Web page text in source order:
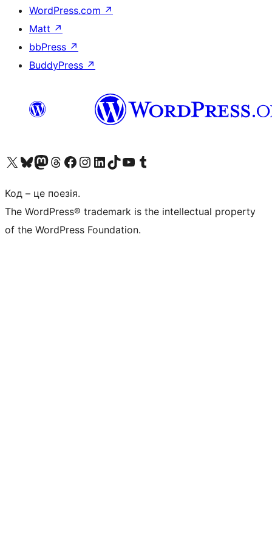
WordPress.com ↗
Matt ↗
bbPress ↗
BuddyPress ↗
Visit our X (formerly Twitter) account
Visit our Bluesky account
Завітайте до нашої стрічки в Mastodon
Visit our Threads account
Завітайте на нашу сторінку в Facebook
Visit our Instagram account
Visit our LinkedIn account
Visit our TikTok account
Visit our YouTube channel
Visit our Tumblr account
Код – це поезія.
The WordPress® trademark is the intellectual property
of the WordPress Foundation.